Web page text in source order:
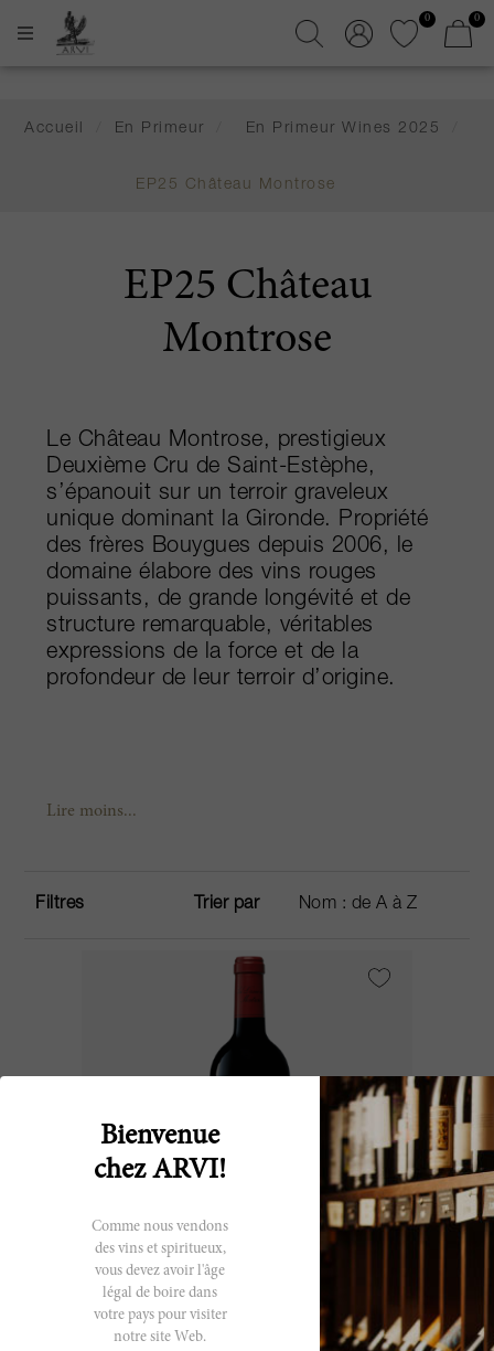
0 0
Accueil En Primeur En Primeur Wines 2025
EP25 Château Montrose
EP25 Château
Montrose
Le Château Montrose, prestigieux
Deuxième Cru de Saint-Estèphe,
s’épanouit sur un terroir graveleux
unique dominant la Gironde. Propriété
des frères Bouygues depuis 2006, le
domaine élabore des vins rouges
puissants, de grande longévité et de
structure remarquable, véritables
expressions de la force et de la
profondeur de leur terroir d’origine.
Lire moins...
Filtres Trier par
75cl
La Dame de Montrose (2nd Vin)
2025
Bienvenue
chez ARVI!
Comme nous vendons
des vins et spiritueux,
vous devez avoir l'âge
légal de boire dans
votre pays pour visiter
notre site Web.